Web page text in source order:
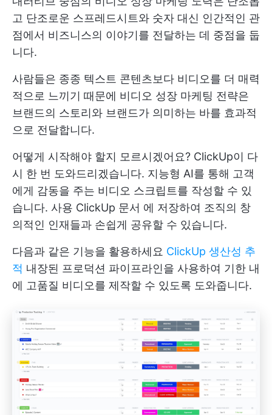
고 단조로운 스프레드시트와 숫자 대신 인간적인 관
점에서 비즈니스의 이야기를 전달하는 데 중점을 둡
니다.
사람들은 종종 텍스트 콘텐츠보다 비디오를 더 매력
적으로 느끼기 때문에 비디오 성장 마케팅 전략은
브랜드의 스토리와 브랜드가 의미하는 바를 효과적
으로 전달합니다.
어떻게 시작해야 할지 모르시겠어요? ClickUp이 다
시 한 번 도와드리겠습니다. 지능형 AI를 통해 고객
에게 감동을 주는 비디오 스크립트를 작성할 수 있
습니다. 사용 ClickUp 문서 에 저장하여 조직의 창
의적인 인재들과 손쉽게 공유할 수 있습니다.
다음과 같은 기능을 활용하세요 ClickUp 생산성 추
적 내장된 프로덕션 파이프라인을 사용하여 기한 내
에 고품질 비디오를 제작할 수 있도록 도와줍니다.